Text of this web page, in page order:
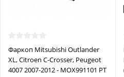
Фаркоп Mitsubishi Outlander
XL, Citroen C-Crosser, Peugeot
4007 2007-2012 - MOX991101 PT